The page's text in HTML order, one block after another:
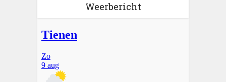
Weerbericht